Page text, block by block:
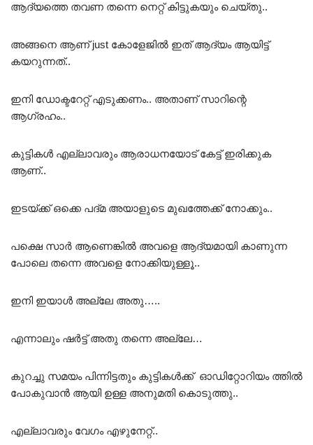
ആദ്യത്തെ തവണ തന്നെ നെറ്റ് കിട്ടുകയും ചെയ്തു..
അങ്ങനെ ആണ് just കോളേജിൽ ഇത് ആദ്യം ആയിട്ട്
കയറുന്നത്..
ഇനി ഡോക്ടറേറ്റ് എടുക്കണം.. അതാണ് സാറിന്റെ
ആഗ്രഹം..
കുട്ടികൾ എല്ലാവരും ആരാധനയോട് കേട്ട് ഇരിക്കുക
ആണ്..
ഇടയ്ക്ക് ഒക്കെ പദ്മ അയാളുടെ മുഖത്തേക്ക് നോക്കും..
പക്ഷെ സാർ ആണെങ്കിൽ അവളെ ആദ്യമായി കാണുന്ന
പോലെ തന്നെ അവളെ നോക്കിയുള്ളൂ..
ഇനി ഇയാൾ അല്ലേ അതു…..
എന്നാലും ഷർട്ട് അതു തന്നെ അല്ലേ…
കുറച്ചു സമയം പിന്നിട്ടതും കുട്ടികൾക്ക് ഓഡിറ്റോറിയം ത്തിൽ
പോകുവാൻ ആയി ഉള്ള അനുമതി കൊടുത്തു..
എല്ലാവരും വേഗം എഴുനേറ്റ്..